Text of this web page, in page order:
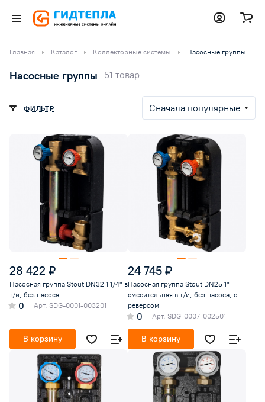
Главная Каталог Коллекторные системы Насосные группы
Насосные группы 51 товар
ФИЛЬТР Сначала популярные
28 422 ₽
Насосная группа Stout DN32 1 1/4" в
т/и, без насоса
0 Арт. SDG-0001-003201
В корзину
24 745 ₽
Насосная группа Stout DN25 1"
смесительная в т/и, без насоса, с
реверсом
0 Арт. SDG-0007-002501
В корзину